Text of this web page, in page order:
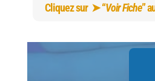
Cliquez sur ➤ “Voir Fiche”